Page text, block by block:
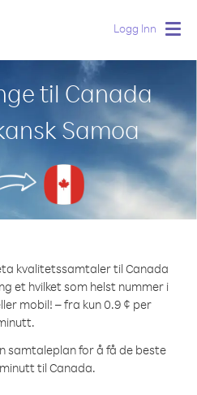
Logg Inn
til Canada
Samoa
kvalitetssamtaler til Canada
et hvilket som helst nummer i
mobil! – fra kun 0.9 ¢ per
samtaleplan for å få de beste
til Canada.